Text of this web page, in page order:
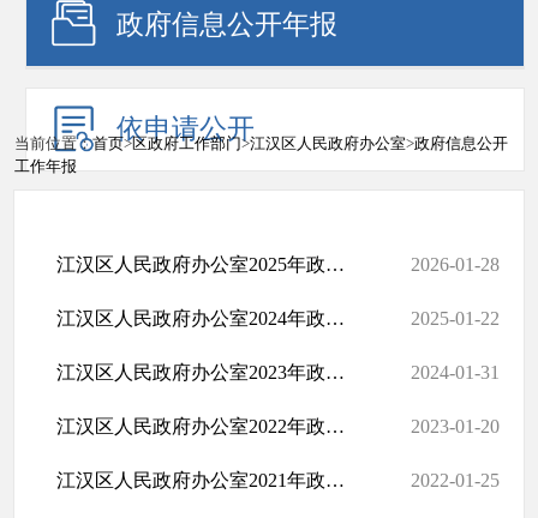
政府信息公开年报
依申请公开
当前位置：首页>区政府工作部门>江汉区人民政府办公室>政府信息公开
工作年报
江汉区人民政府办公室2025年政府信息公开工作年度报告 2026-01-28
江汉区人民政府办公室2024年政府信息公开工作年度报告 2025-01-22
江汉区人民政府办公室2023年政府信息公开工作年度报告 2024-01-31
江汉区人民政府办公室2022年政府信息公开工作年度报告 2023-01-20
江汉区人民政府办公室2021年政府信息公开工作年度报告 2022-01-25